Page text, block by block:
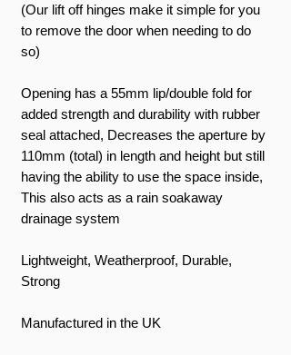
(Our lift off hinges make it simple for you
to remove the door when needing to do
so)
Opening has a 55mm lip/double fold for
added strength and durability with rubber
seal attached, Decreases the aperture by
110mm (total) in length and height but still
having the ability to use the space inside,
This also acts as a rain soakaway
drainage system
Lightweight, Weatherproof, Durable,
Strong
Manufactured in the UK